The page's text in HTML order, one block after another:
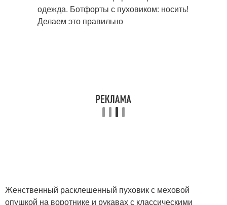
Женственный расклешенный пуховик с меховой
опушкой на воротнике и рукавах с классическими